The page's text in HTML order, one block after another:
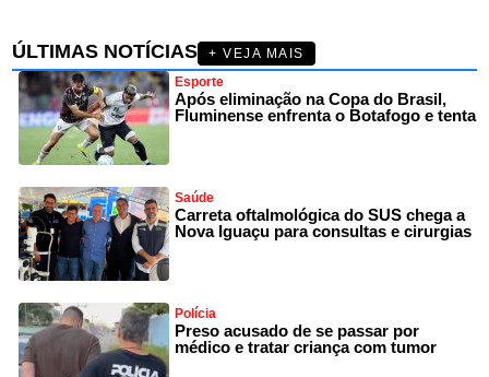
ÚLTIMAS NOTÍCIAS
+ VEJA MAIS
Esporte
Após eliminação na Copa do Brasil,
Fluminense enfrenta o Botafogo e tenta
Saúde
Carreta oftalmológica do SUS chega a
Nova Iguaçu para consultas e cirurgias
Polícia
Preso acusado de se passar por
médico e tratar criança com tumor